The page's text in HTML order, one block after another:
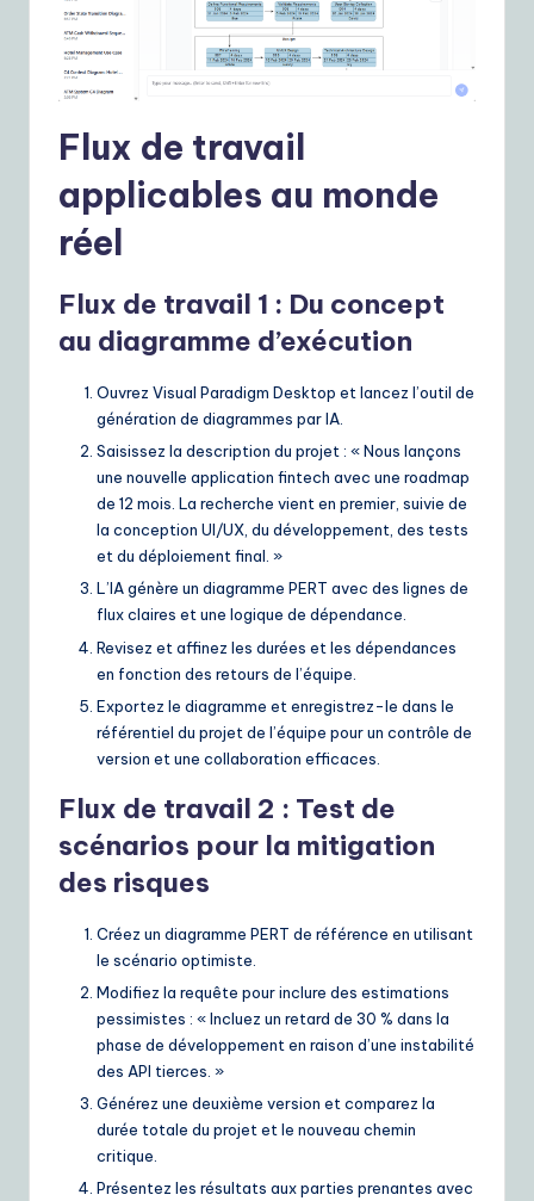
Flux de travail
applicables au monde
réel
Flux de travail 1 : Du concept
au diagramme d’exécution
Ouvrez Visual Paradigm Desktop et lancez l’outil de
génération de diagrammes par IA.
Saisissez la description du projet : « Nous lançons
une nouvelle application fintech avec une roadmap
de 12 mois. La recherche vient en premier, suivie de
la conception UI/UX, du développement, des tests
et du déploiement final. »
L’IA génère un diagramme PERT avec des lignes de
flux claires et une logique de dépendance.
Revisez et affinez les durées et les dépendances
en fonction des retours de l’équipe.
Exportez le diagramme et enregistrez-le dans le
référentiel du projet de l’équipe pour un contrôle de
version et une collaboration efficaces.
Flux de travail 2 : Test de
scénarios pour la mitigation
des risques
Créez un diagramme PERT de référence en utilisant
le scénario optimiste.
Modifiez la requête pour inclure des estimations
pessimistes : « Incluez un retard de 30 % dans la
phase de développement en raison d’une instabilité
des API tierces. »
Générez une deuxième version et comparez la
durée totale du projet et le nouveau chemin
critique.
Présentez les résultats aux parties prenantes avec